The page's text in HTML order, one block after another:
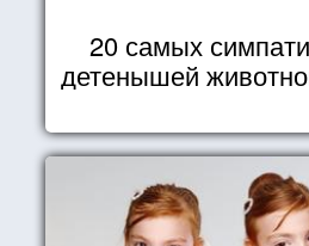
20 самых
детенышей